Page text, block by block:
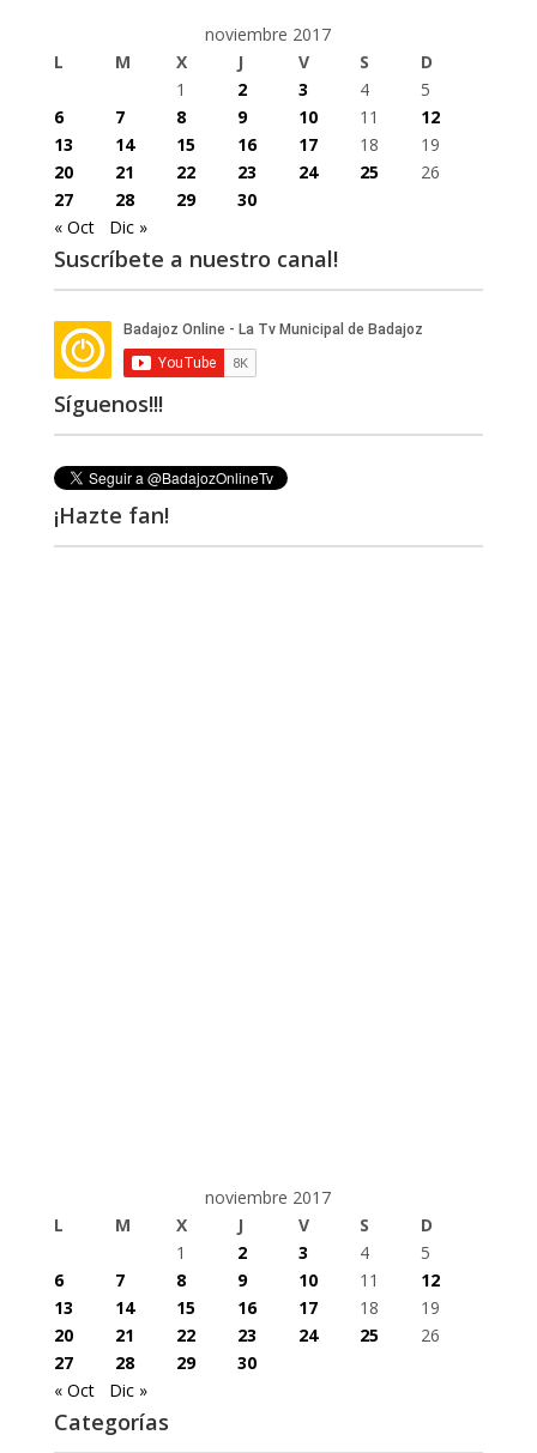
noviembre 2017
L
M X J V S
D
1
2 3 4
5
6
7 8 9 10 11
12
13
14 15 16 17 18
19
20
21 22 23 24 25
26
27
28 29
30
« Oct
Dic »
Suscríbete a nuestro canal!
Síguenos!!!
¡Hazte fan!
noviembre 2017
L
M X J V S
D
1
2 3 4
5
6
7 8 9 10 11
12
13
14 15 16 17 18
19
20
21 22 23 24 25
26
27
28 29
30
« Oct
Dic »
Categorías